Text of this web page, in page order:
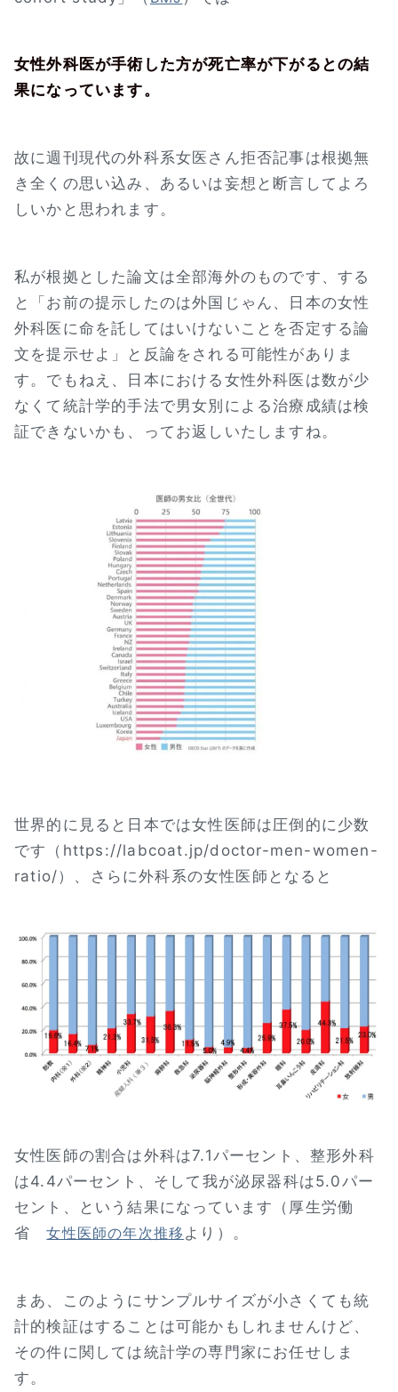
女性外科医が手術した方が死亡率が下がるとの結
果になっています。
故に週刊現代の外科系女医さん拒否記事は根拠無
き全くの思い込み、あるいは妄想と断言してよろ
しいかと思われます。
私が根拠とした論文は全部海外のものです、する
と「お前の提示したのは外国じゃん、日本の女性
外科医に命を託してはいけないことを否定する論
文を提示せよ」と反論をされる可能性がありま
す。でもねえ、日本における女性外科医は数が少
なくて統計学的手法で男女別による治療成績は検
証できないかも、ってお返しいたしますね。
世界的に見ると日本では女性医師は圧倒的に少数
です（https://labcoat.jp/doctor-men-women-
ratio/）、さらに外科系の女性医師となると
女性医師の割合は外科は7.1パーセント、整形外科
は4.4パーセント、そして我が泌尿器科は5.0パー
セント、という結果になっています（厚生労働
省女性医師の年次推移 より）。
まあ、このようにサンプルサイズが小さくても統
計的検証はすることは可能かもしれませんけど、
その件に関しては統計学の専門家にお任せしま
す。